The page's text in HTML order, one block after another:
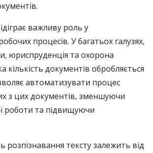
важливу роль у
процесів. У багатьох галузях,
юриспруденція та охорона
кількість документів обробляється
автоматизувати процес
з цих документів, зменшуючи
роботи та підвищуючи
розпізнавання тексту залежить від